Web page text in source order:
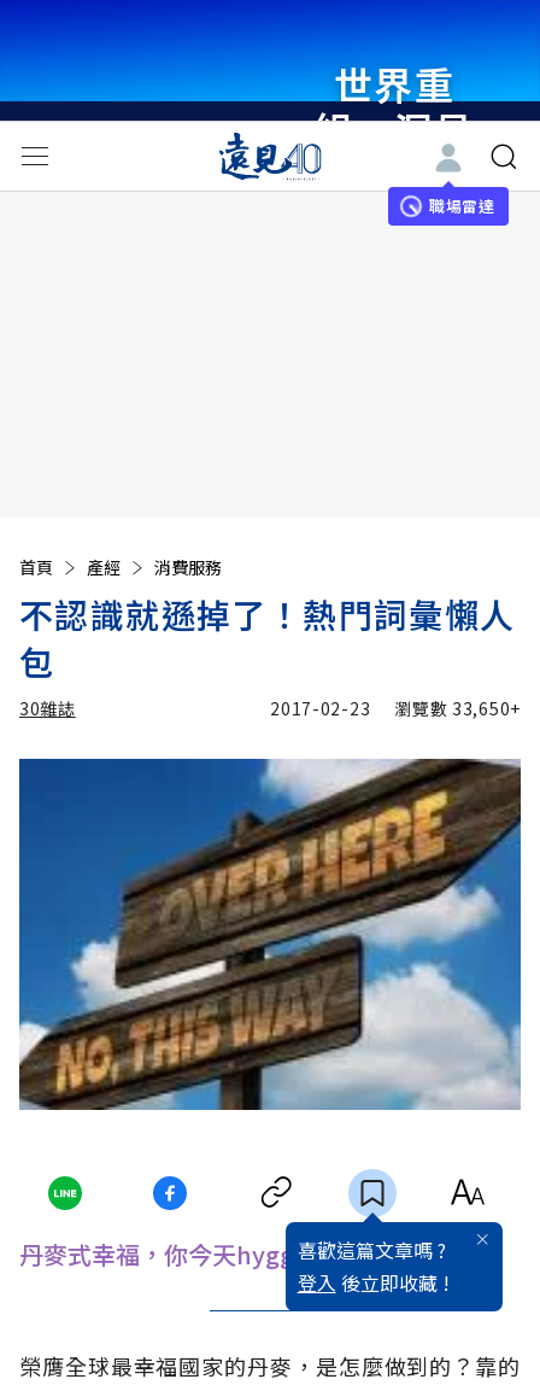
世界重
組・洞見
未來 與
世界領袖
職場雷達
首頁 產經 消費服務
不認識就遜掉了！熱門詞彙懶人
包
30雜誌 2017-02-23 瀏覽數 33,650+
喜歡這篇文章嗎 ?
登入 後立即收藏 !
丹麥式幸福，你今天hygge了嗎？
榮膺全球最幸福國家的丹麥，是怎麼做到的？靠的